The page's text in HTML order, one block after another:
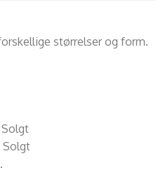
størrelser og form.
Solgt
Solgt